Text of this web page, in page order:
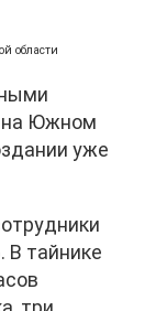
области
на Южном
уже
В тайнике